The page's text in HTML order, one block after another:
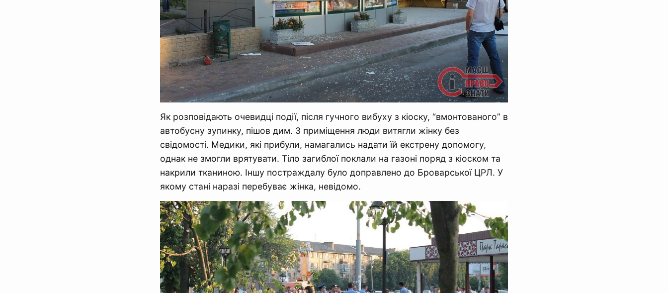
Як розповідають очевидці події, після гучного вибуху з кіоску, “вмонтованого” в
автобусну зупинку, пішов дим. З приміщення люди витягли жінку без
свідомості. Медики, які прибули, намагались надати їй екстрену допомогу,
однак не змогли врятувати. Тіло загиблої поклали на газоні поряд з кіоском та
накрили тканиною. Іншу постраждалу було доправлено до Броварської ЦРЛ. У
якому стані наразі перебуває жінка, невідомо.